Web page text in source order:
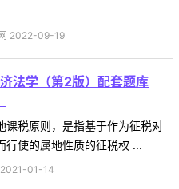
2022-09-19
法学（第2版）配套题库
课税原则，是指基于作为征税对
行使的属地性质的征税权 ...
2021-01-14